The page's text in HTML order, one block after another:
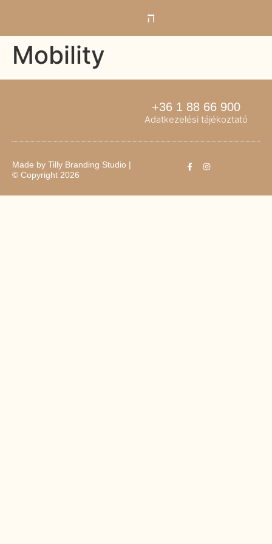
Mobility
+36 1 88 66 900
Adatkezelési tájékoztató
Made by Tilly Branding Studio |
© Copyright 2026